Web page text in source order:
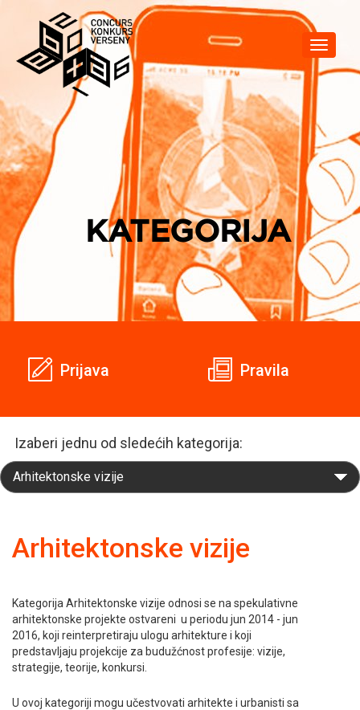
Toggle
KATEGORIJA
Prijava Pravila
Izaberi jednu od sledećih kategorija:
Arhitektonske vizije
Kategorija Arhitektonske vizije odnosi se na spekulativne
arhitektonske projekte ostvareni u periodu jun 2014 - jun
2016, koji reinterpretiraju ulogu arhitekture i koji
predstavljaju projekcije za budužćnost profesije: vizije,
strategije, teorije, konkursi.
U ovoj kategoriji mogu učestvovati arhitekte i urbanisti sa